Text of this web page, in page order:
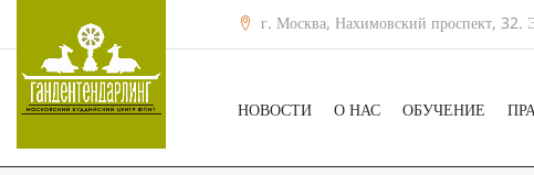
г. Москва, Нахимовский проспект, 32.
НОВОСТИ О НАС ОБУЧЕНИЕ